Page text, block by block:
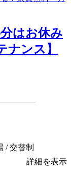
はお休み
ンス】
/ 交替制
詳細を表示